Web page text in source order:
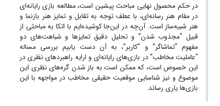
در حکم محصول نهایی مباحث پیشین است، مطالعه بازی رایانه‌ای
در مقام هنر رسانه‌ای، با عطف توجه به تقابل و تمایز هنر بازنما و
هنر شبیه‌ساز است. آن‌چه در این‌جا کوشیده‌ایم با اتکا به مباحثی از
قبیل “مجذوب شدن” و تحلیل دقیق تمایز‌ها و شباهت‌های دو
مفهوم “تماشاگر” و “کاربر”، به آن دست یابیم بررسی مساله
“عاملیت مخاطب” در بازی‌های رایانه‌ای و ارایه راهبردهای نظری در
این خصوص است، که ممکن است به باز شدن گره‌های نظری این
موضوع و نیز شناسایی موقعیت حقیقی مخاطب در مواجهه با این
بازی‌ها یاری رساند.